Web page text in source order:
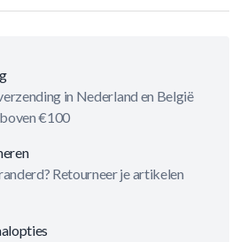
in Nederland en België
€100
Retourneer je artikelen